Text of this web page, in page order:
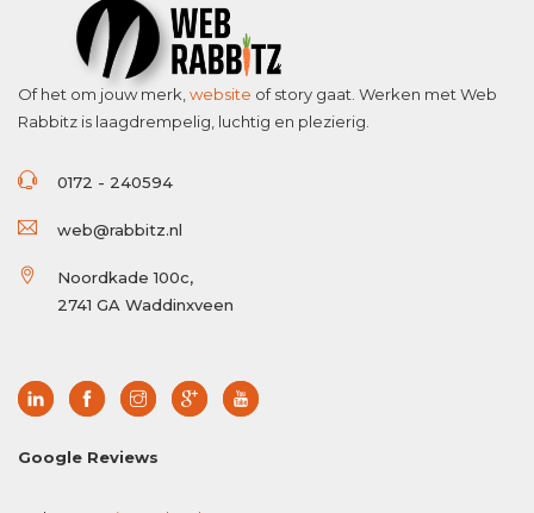
Of het om jouw merk, website of story gaat. Werken met Web
Rabbitz is laagdrempelig, luchtig en plezierig.
0172 - 240594
web@rabbitz.nl
Noordkade 100c,
2741 GA Waddinxveen
Google Reviews